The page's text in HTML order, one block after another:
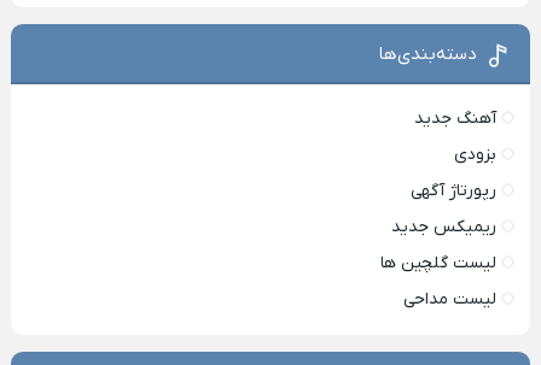
دسته‌بندی‌ها
آهنگ جدید
بزودی
رپورتاژ آگهی
ریمیکس جدید
لیست گلچین ها
لیست مداحی